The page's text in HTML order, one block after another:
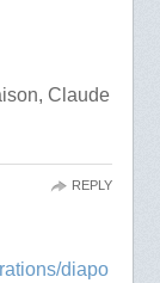
Claude
diapo
REPLY